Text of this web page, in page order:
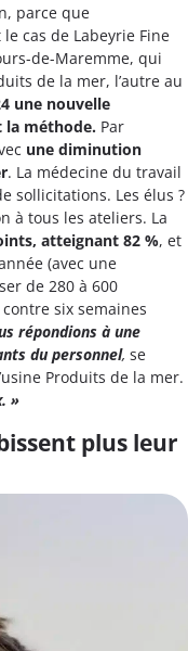
parce que
cas de Labeyrie Fine
de-Maremme, qui
de la mer, l’autre au
une nouvelle
la méthode. Par
une diminution
. La médecine du travail
sollicitations. Les élus ?
à tous les ateliers. La
atteignant 82 %, et
(avec une
de 280 à 600
six semaines
répondions à une
du personnel, se
Produits de la mer.
»
plus leur